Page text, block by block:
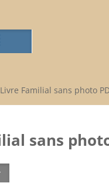
Livre Familial sans photo
sans